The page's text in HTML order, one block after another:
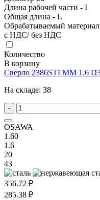
Длина рабочей части - I
Общая длина - L
Обрабатываемый материал
с НДС/ без НДС
Количество
В корзину
Сверло 2386STI MM 1.6
На складе: 38
-
OSAWA
1.60
1.6
20
43
356.72 ₽
285.38 ₽